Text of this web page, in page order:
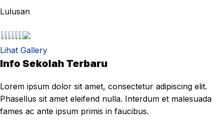
Lulusan
Lihat Gallery
Info Sekolah Terbaru
Lorem ipsum dolor sit amet, consectetur adipiscing elit.
Phasellus sit amet eleifend nulla. Interdum et malesuada
fames ac ante ipsum primis in faucibus.